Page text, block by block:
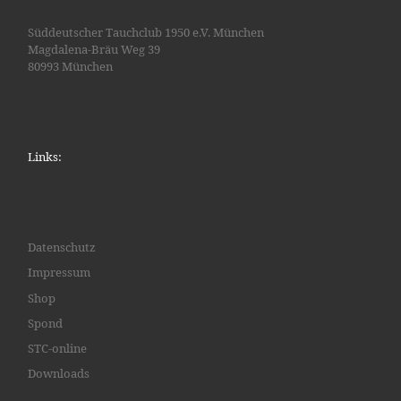
Süddeutscher Tauchclub 1950 e.V. München
Magdalena-Bräu Weg 39
80993 München
Links:
Datenschutz
Impressum
Shop
Spond
STC-online
Downloads